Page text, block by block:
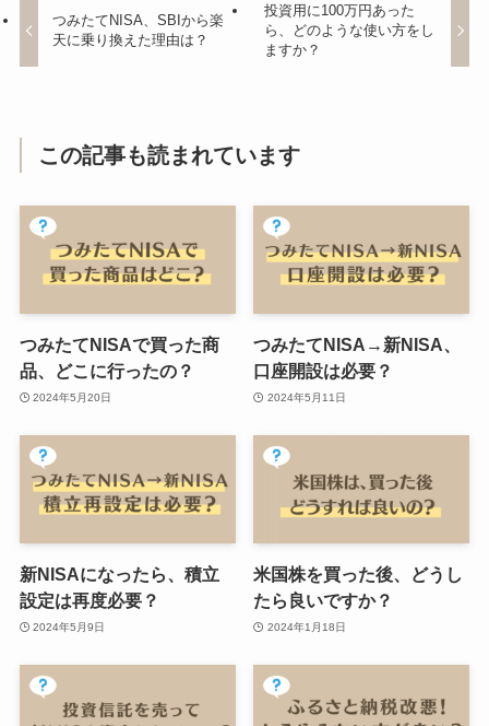
つみたてNISA、SBIから楽
天に乗り換えた理由は？
投資用に100万円あった
ら、どのような使い方をし
ますか？
この記事も読まれています
つみたてNISAで買った商
品、どこに行ったの？
2024年5月20日
つみたてNISA→新NISA、
口座開設は必要？
2024年5月11日
新NISAになったら、積立
設定は再度必要？
2024年5月9日
米国株を買った後、どうし
たら良いですか？
2024年1月18日